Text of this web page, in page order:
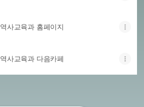
역사교육과 홈페이지
역사교육과 다음카페